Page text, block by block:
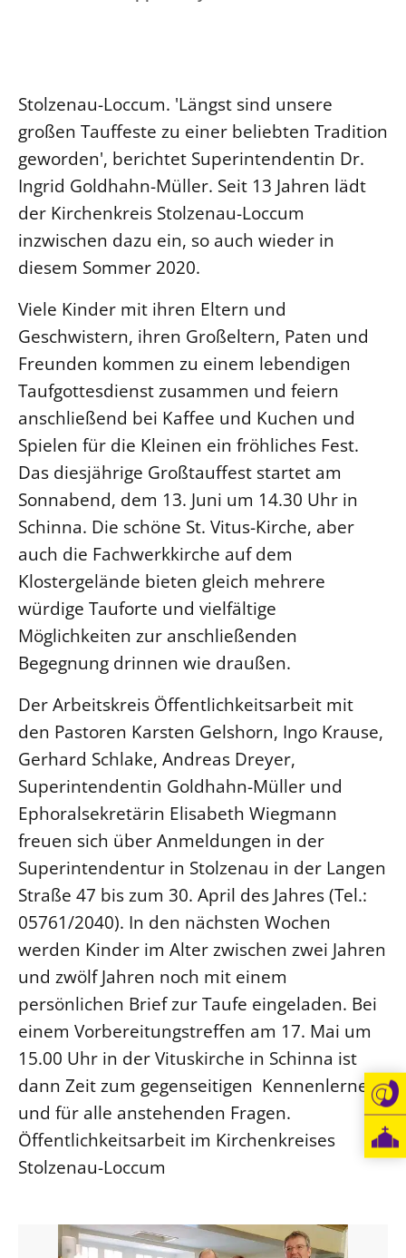
Stolzenau-Loccum. 'Längst sind unsere
großen Tauffeste zu einer beliebten Tradition
geworden', berichtet Superintendentin Dr.
Ingrid Goldhahn-Müller. Seit 13 Jahren lädt
der Kirchenkreis Stolzenau-Loccum
inzwischen dazu ein, so auch wieder in
diesem Sommer 2020.
Viele Kinder mit ihren Eltern und
Geschwistern, ihren Großeltern, Paten und
Freunden kommen zu einem lebendigen
Taufgottesdienst zusammen und feiern
anschließend bei Kaffee und Kuchen und
Spielen für die Kleinen ein fröhliches Fest.
Das diesjährige Großtauffest startet am
Sonnabend, dem 13. Juni um 14.30 Uhr in
Schinna. Die schöne St. Vitus-Kirche, aber
auch die Fachwerkkirche auf dem
Klostergelände bieten gleich mehrere
würdige Tauforte und vielfältige
Möglichkeiten zur anschließenden
Begegnung drinnen wie draußen.
Der Arbeitskreis Öffentlichkeitsarbeit mit
den Pastoren Karsten Gelshorn, Ingo Krause,
Gerhard Schlake, Andreas Dreyer,
Superintendentin Goldhahn-Müller und
Ephoralsekretärin Elisabeth Wiegmann
freuen sich über Anmeldungen in der
Superintendentur in Stolzenau in der Langen
Straße 47 bis zum 30. April des Jahres (Tel.:
05761/2040). In den nächsten Wochen
werden Kinder im Alter zwischen zwei Jahren
und zwölf Jahren noch mit einem
persönlichen Brief zur Taufe eingeladen. Bei
einem Vorbereitungstreffen am 17. Mai um
15.00 Uhr in der Vituskirche in Schinna ist
dann Zeit zum gegenseitigen Kennenlernen
und für alle anstehenden Fragen.
Öffentlichkeitsarbeit im Kirchenkreises
Stolzenau-Loccum
LANDESKIRCHENAMT
Willkommen
Kollegium
Abteilungen des Landeskirchenamts
Rechnungsprüfungsamt
Fachstelle Sexualisierte Gewalt
Beschwerdestellen
Kirchenämter
Gleichstellung
Datenschutz
Geschäftsstelle Landessynode
LANDESSYNODE
27. Landessynode
Kontakt
Hintergrund
MITARBEIT
Ehrenamt
Beruf
Freie Stellen
BIBLIOTHEK & ARCHIV
SERVICE
Älterwerden im Pfarrberuf
Beteiligungsverfahren
Beschwerdestellen
Ephoralbüro
Finanzplanung
Fundraising
IT-Service
Corporate Design
Interventionsplan
Jahresgespräche
Kirchliches Amtsblatt
Kirchliche Verwaltung
Klimaschutzgesetz
Öffentlichkeitsarbeit
Positionen
Ökumene
Religionen
Nachhaltigkeit
Erneuerbare Energien
Mobilität
Naturschutz
Gebäude
Barrierefreiheit
Presse
Freie Stellen
Service für Gemeinden
Suche